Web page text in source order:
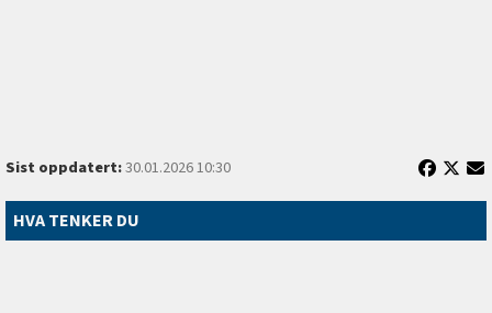
Sist oppdatert:30.01.2026 10:30
HVA TENKER DU